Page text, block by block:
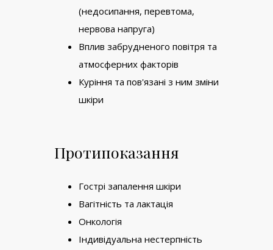
(недосипання, перевтома,
нервова напруга)
Вплив забрудненого повітря та
атмосферних факторів
Куріння та пов'язані з ним зміни
шкіри
Протипоказання
Гострі запалення шкіри
Вагітність та лактація
Онкологія
Індивідуальна нестерпність